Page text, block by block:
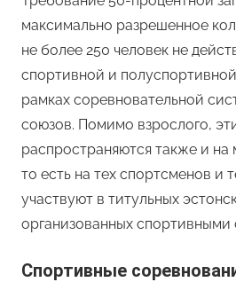
максимально разрешенное
не более 250 человек не
спортивной и
рамках соревновательной
союзов. Помимо взрослого,
распространяются также и
то есть на тех спортсменов и
участвуют в титульных
организованных спортивными
Спортивные